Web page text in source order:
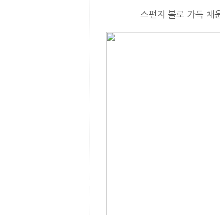
스펀지 볼로 가득 채운